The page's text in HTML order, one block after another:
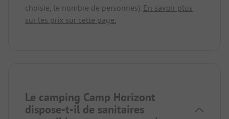
choisie, le nombre de personnes). En savoir plus
sur les prix sur cette page.
Le camping Camp Horizont
dispose-t-il de sanitaires